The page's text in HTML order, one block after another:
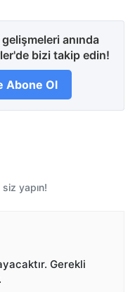
anında
bizi takip edin!
Abone Ol
yapın!
Gerekli